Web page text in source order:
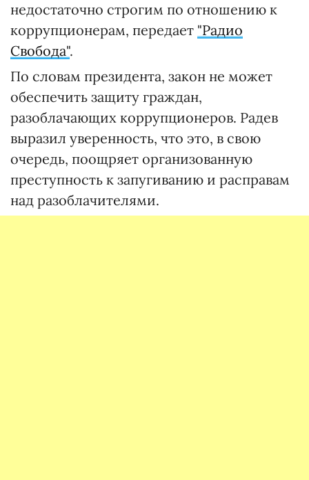
недостаточно строгим по отношению к
коррупционерам, передает "Радио
Свобода".
По словам президента, закон не может
обеспечить защиту граждан,
разоблачающих коррупционеров. Радев
выразил уверенность, что это, в свою
очередь, поощряет организованную
преступность к запугиванию и расправам
над разоблачителями.